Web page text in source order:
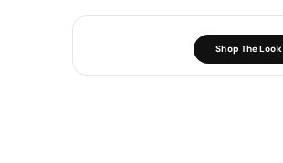
Shop The Look